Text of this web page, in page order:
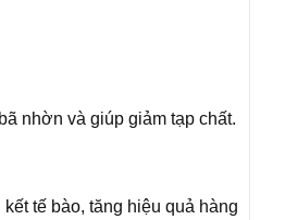
nhờn và giúp giảm tạp chất.
tế bào, tăng hiệu quả hàng